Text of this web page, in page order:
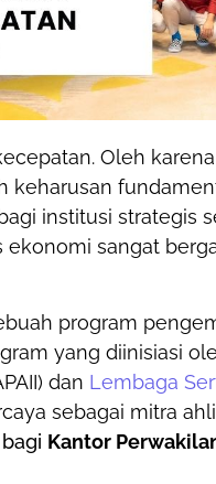
Oleh
keharusan
institusi strategis
ekonomi sangat
program
yang diinisiasi
dan Lembaga
sebagai mitra
bagi Kantor